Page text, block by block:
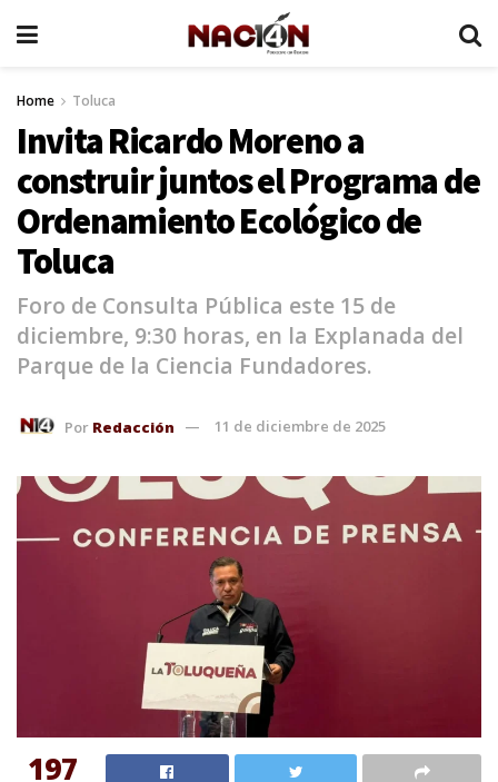
Home Toluca
Invita Ricardo Moreno a
construir juntos el Programa de
Ordenamiento Ecológico de
Toluca
Foro de Consulta Pública este 15 de
diciembre, 9:30 horas, en la Explanada del
Parque de la Ciencia Fundadores.
Por Redacción 11 de diciembre de 2025
197